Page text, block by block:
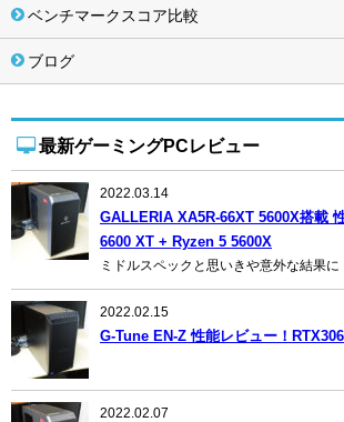
ベンチマークスコア比較
ブログ
最新ゲーミングPCレビュー
2022.03.14
GALLERIA XA5R-66XT 5600X搭載
6600 XT + Ryzen 5 5600X
ミドルスペックと思いきや意外な結果に
2022.02.15
G-Tune EN-Z 性能レビュー！
2022.02.07